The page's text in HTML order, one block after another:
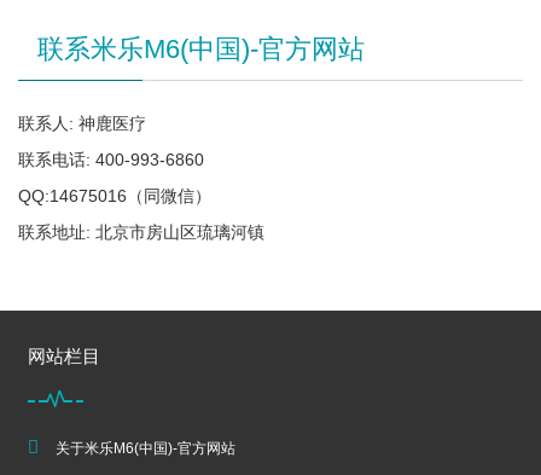
联系米乐M6(中国)-官方网站
联系人: 神鹿医疗
联系电话: 400-993-6860
QQ:14675016（同微信）
联系地址: 北京市房山区琉璃河镇
网站栏目
关于米乐M6(中国)-官方网站